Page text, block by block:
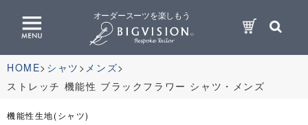
オーダースーツを楽しもう
HOME シャツ
メンズ
ストレッチ 機能性 ブラックフラワー シャツ・メンズ
機能性生地(シャツ)